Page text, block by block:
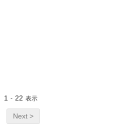
1 - 22 表示
Next >